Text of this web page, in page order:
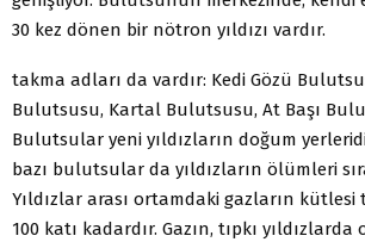
30 kez dönen bir nötron yıldızı vardır.
takma adları da vardır: Kedi Gözü
Bulutsusu, Kartal Bulutsusu, At Başı
Bulutsular yeni yıldızların doğum
bazı bulutsular da yıldızların ölümleri
Yıldızlar arası ortamdaki gazların
100 katı kadardır. Gazın, tıpkı